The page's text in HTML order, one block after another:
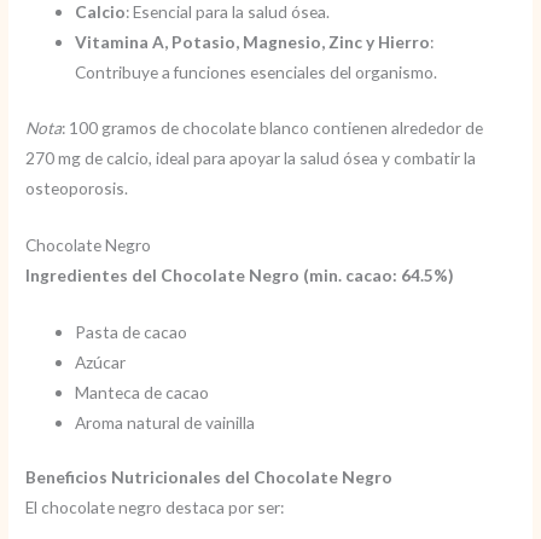
Calcio: Esencial para la salud ósea.
Vitamina A, Potasio, Magnesio, Zinc y Hierro:
Contribuye a funciones esenciales del organismo.
Nota: 100 gramos de chocolate blanco contienen alrededor de
270 mg de calcio, ideal para apoyar la salud ósea y combatir la
osteoporosis.
Chocolate Negro
Ingredientes del Chocolate Negro (min. cacao: 64.5%)
Pasta de cacao
Azúcar
Manteca de cacao
Aroma natural de vainilla
Beneficios Nutricionales del Chocolate Negro
El chocolate negro destaca por ser: